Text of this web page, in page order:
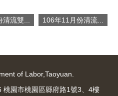
清流雙... 106年11月份清流...
of Labor,Taoyuan.
桃園市桃園區縣府路1號3、4樓